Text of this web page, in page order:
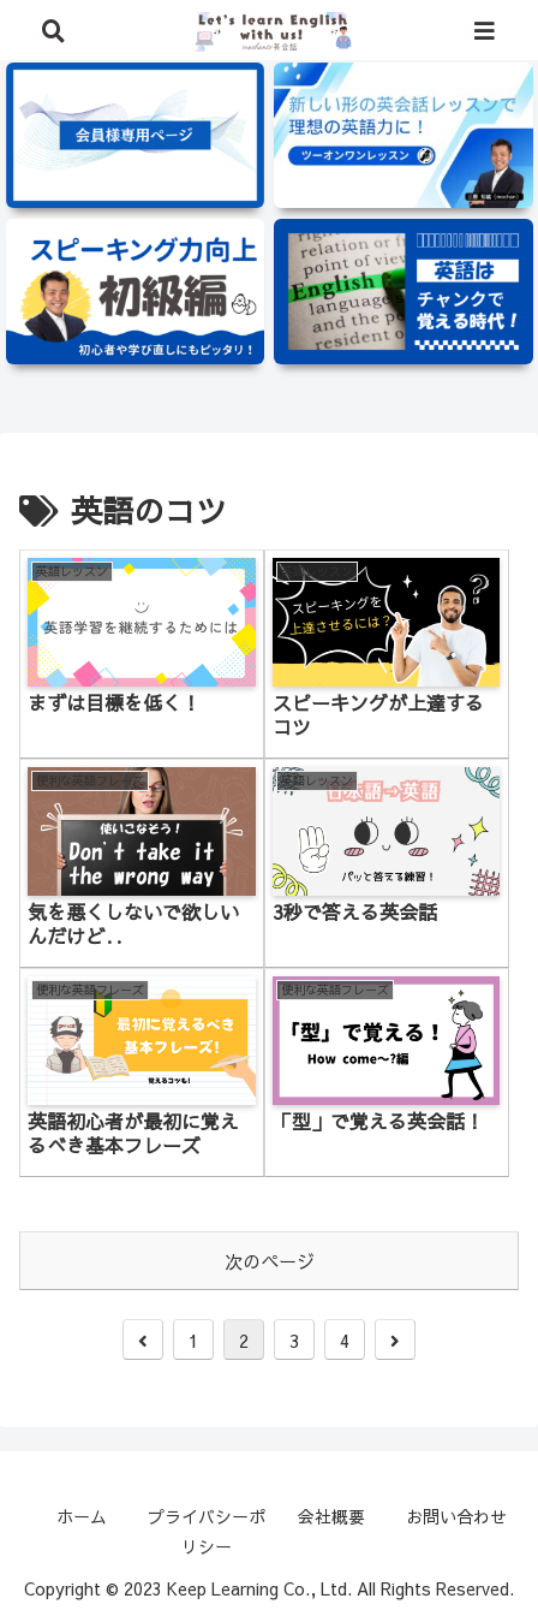
⭐️英語学習に役立つ、豪華特典を無料でプレゼント中⭐️
英語のコツ
英語レッスン
まずは目標を低く！
英語レッスン
スピーキングが上達する
コツ
便利な英語フレーズ
気を悪くしないで欲しい
んだけど‥
英語レッスン
3秒で答える英会話
便利な英語フレーズ
英語初心者が最初に覚え
るべき基本フレーズ
便利な英語フレーズ
「型」で覚える英会話！
次のページ
前
1 2 3 4
次
ホーム
プライバシーポ
リシー
会社概要 お問い合わせ
Copyright © 2023 Keep Learning Co., Ltd. All Rights Reserved.